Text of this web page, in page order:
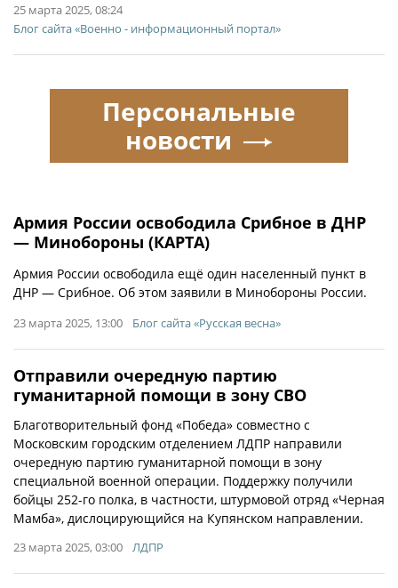
25 марта 2025, 08:24
Блог сайта «Военно - информационный портал»
Армия России освободила Срибное в ДНР
— Минобороны (КАРТА)
Армия России освободила ещё один населенный пункт в
ДНР — Срибное. Об этом заявили в Минобороны России.
23 марта 2025, 13:00 Блог сайта «Русская весна»
Отправили очередную партию
гуманитарной помощи в зону СВО
Благотворительный фонд «Победа» совместно с
Московским городским отделением ЛДПР направили
очередную партию гуманитарной помощи в зону
специальной военной операции. Поддержку получили
бойцы 252-го полка, в частности, штурмовой отряд «Черная
Мамба», дислоцирующийся на Купянском направлении.
23 марта 2025, 03:00 ЛДПР
Персональные
новости